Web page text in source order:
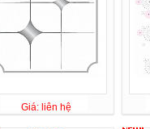
Giá: liên hệ